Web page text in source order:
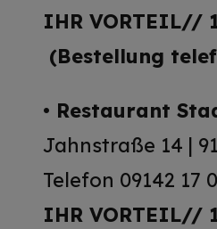
IHR VORTEIL//
(Bestellung
• Restaurant
Jahnstraße 14 |
Telefon 09142
IHR VORTEIL//